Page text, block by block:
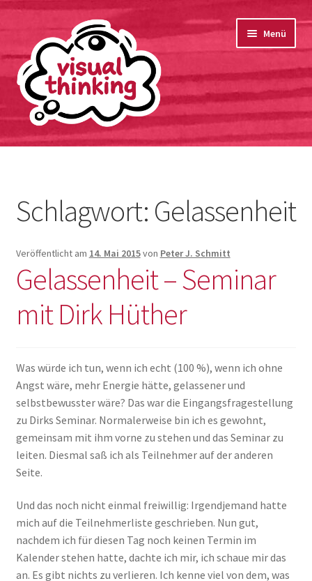
Navigation
springen
Inhalt
springen
Menü
Startseite
Portfolio
Kontakt
Datenschutzerklärung
Schlagwort: Gelassenheit
Veröffentlicht am 14. Mai 2015von Peter J. Schmitt
Gelassenheit – Seminar
mit Dirk Hüther
Was würde ich tun, wenn ich echt (100 %), wenn ich ohne
Angst wäre, mehr Energie hätte, gelassener und
selbstbewusster wäre? Das war die Eingangsfragestellung
zu Dirks Seminar. Normalerweise bin ich es gewohnt,
gemeinsam mit ihm vorne zu stehen und das Seminar zu
leiten. Diesmal saß ich als Teilnehmer auf der anderen
Seite.
Und das noch nicht einmal freiwillig: Irgendjemand hatte
mich auf die Teilnehmerliste geschrieben. Nun gut,
nachdem ich für diesen Tag noch keinen Termin im
Kalender stehen hatte, dachte ich mir, ich schaue mir das
an. Es gibt nichts zu verlieren. Ich kenne viel von dem, was